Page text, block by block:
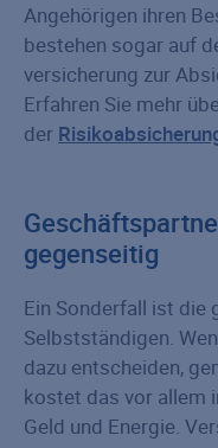
Angehörigen ihren
bestehen sogar auf
versicherung zur
Erfahren Sie mehr
der
gegenseitig
Ein Sonderfall ist die
Selbstständigen.
dazu entscheiden,
kostet das vor allem
Geld und Energie.